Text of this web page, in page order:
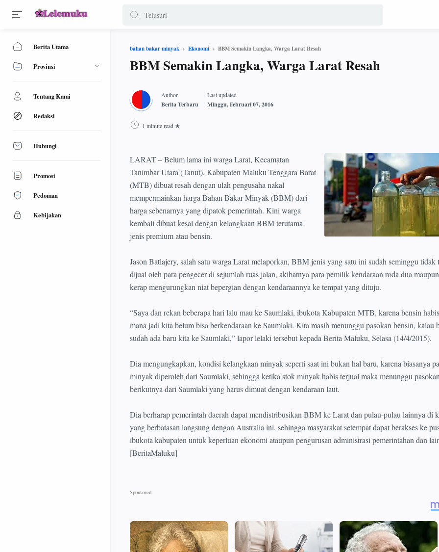
bahan bakar minyak Ekonomi BBM Semakin Langka, Warga Larat Resah
BBM Semakin Langka, Warga Larat Resah
1 minute read
LARAT – Belum lama ini warga Larat, Kecamatan
Tanimbar Utara (Tanut), Kabupaten Maluku Tenggara Barat
(MTB) dibuat resah dengan ulah pengusaha nakal
mempermainkan harga Bahan Bakar Minyak (BBM) dari
harga sebenarnya yang dipatok pemerintah. Kini warga
kembali dibuat kesal dengan kelangkaan BBM terutama
jenis premium atau bensin.
Jason Batlajery, salah satu warga Larat melaporkan, BBM jenis yang satu ini sudah seminggu tidak
dijual oleh para pengecer di sejumlah ruas jalan, akibatnya para pemilik kendaraan roda dua
kerap mengurungkan niat bepergian dengan kendaraannya ke tempat yang dituju.
“Saya dan rekan beberapa hari lalu mau ke Saumlaki, ibukota Kabupaten MTB, karena bensin
mana jadi kita belum bisa berkendaraan ke Saumlaki. Kita masih menunggu pasokan bensin, kalau
sudah ada baru kita ke Saumlaki,” lapor lelaki tersebut kepada Berita Maluku, Selasa (14/4/2015).
Dia mengungkapkan, kondisi kelangkaan minyak seperti saat ini bukan hal baru, karena biasanya
minyak diperoleh dari Saumlaki, sehingga ketika stok minyak habis terjual maka menunggu
berikutnya dari Saumlaki yang harus dimuat dengan kendaraan laut.
Dia berharap pemerintah daerah dapat mendistribusikan BBM ke Larat dan pulau-pulau lainnya di
yang berbatasan langsung dengan Australia ini, sehingga masyarakat setempat dapat berakses ke
ibukota kabupaten untuk keperluan ekonomi ataupun pengurusan administrasi pemerintahan dan
[BeritaMaluku]
Berita Utama
Provinsi
Tentang Kami
Redaksi
Hubungi
Promosi
Pedoman
Kebijakan